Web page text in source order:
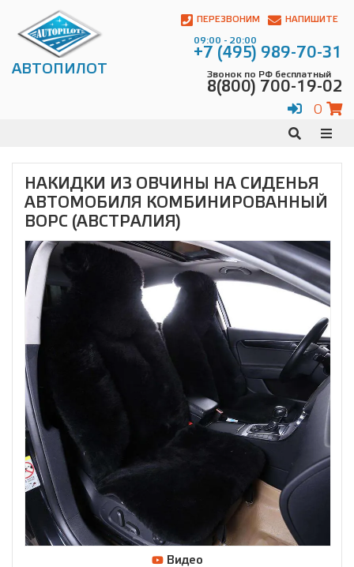
АВТОПИЛОТ
ПЕРЕЗВОНИМ НАПИШИТЕ
09:00 - 20:00
+7 (495) 989-70-31
Звонок по РФ бесплатный
8(800) 700-19-02
0
НАКИДКИ ИЗ ОВЧИНЫ НА СИДЕНЬЯ
АВТОМОБИЛЯ КОМБИНИРОВАННЫЙ
ВОРС (АВСТРАЛИЯ)
Видео
Контакты:
Адрес:
Чагинская
700-
Телефон: +7
(495)
Электронная
почта:
info@avtopilot1.ru